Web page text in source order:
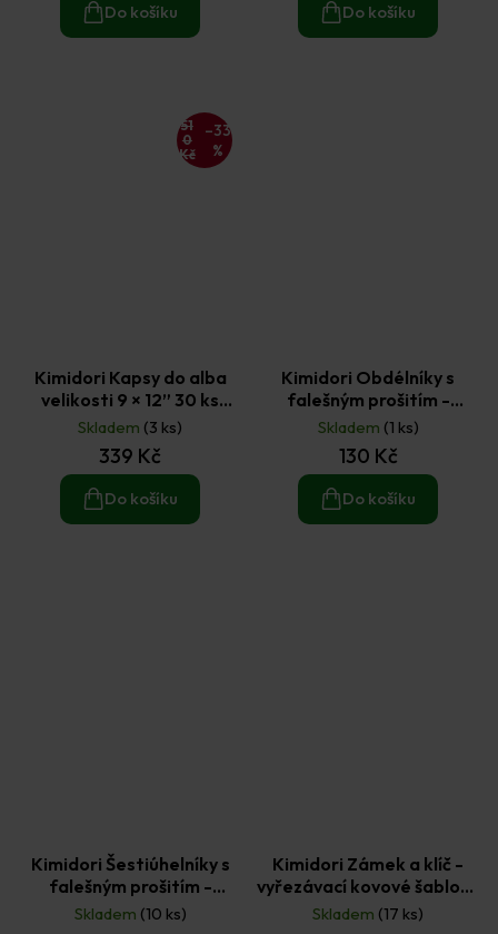
Do košíku Do košíku
51
0
Kč
–33
%
Kimidori Kapsy do alba
velikosti 9 × 12” 30 ks
model 9
Skladem (3 ks)
339 Kč
Do košíku
Kimidori Obdélníky s
falešným prošitím -
vyřezávací kovové šablony
5 ks
Skladem (1 ks)
130 Kč
Do košíku
Kimidori Šestiúhelníky s
falešným prošitím -
vyřezávací kovové šablony
Skladem (10 ks)
Kimidori Zámek a klíč -
vyřezávací kovové šablony
2 ks
Skladem (17 ks)